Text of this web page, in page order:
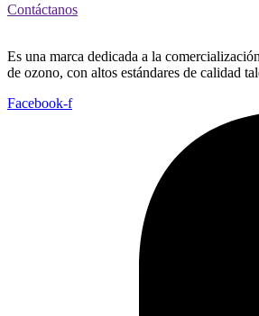
Contáctanos
Es una marca dedicada a la
de ozono, con altos estándares de calidad
Facebook-f